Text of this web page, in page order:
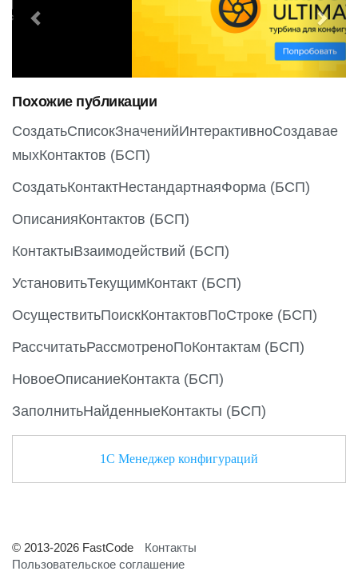
e
o
u
s
x
t
Похожие публикации
СоздатьСписокЗначенийИнтерактивноСоздавае
мыхКонтактов (БСП)
СоздатьКонтактНестандартнаяФорма (БСП)
ОписанияКонтактов (БСП)
КонтактыВзаимодействий (БСП)
УстановитьТекущимКонтакт (БСП)
ОсуществитьПоискКонтактовПоСтроке (БСП)
РассчитатьРассмотреноПоКонтактам (БСП)
НовоеОписаниеКонтакта (БСП)
ЗаполнитьНайденныеКонтакты (БСП)
1С Менеджер конфигураций
© 2013-2026 FastCode
Контакты
Пользовательское соглашение